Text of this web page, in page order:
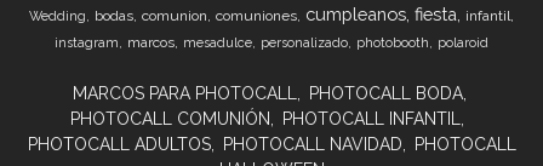
Wedding bodas comunion comuniones cumpleanos fiesta infantil
instagram marcos mesadulce personalizado photobooth polaroid
MARCOS PARA PHOTOCALL
PHOTOCALL BODA
PHOTOCALL COMUNIÓN
PHOTOCALL INFANTIL
PHOTOCALL ADULTOS
PHOTOCALL NAVIDAD
PHOTOCALL